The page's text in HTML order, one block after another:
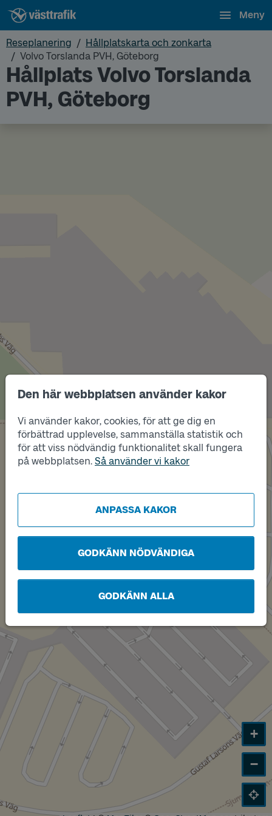
Den här webbplatsen använder kakor
Vi använder kakor, cookies, för att ge dig en
förbättrad upplevelse, sammanställa statistik och
för att viss nödvändig funktionalitet skall fungera
på webbplatsen. Så använder vi kakor
ANPASSA KAKOR
GODKÄNN NÖDVÄNDIGA
GODKÄNN ALLA
Meny
Reseplanering
Hållplatskarta och zonkarta
Volvo Torslanda PVH, Göteborg
Hållplats Volvo Torslanda
PVH, Göteborg
Läge
A
Läge
B
+
−